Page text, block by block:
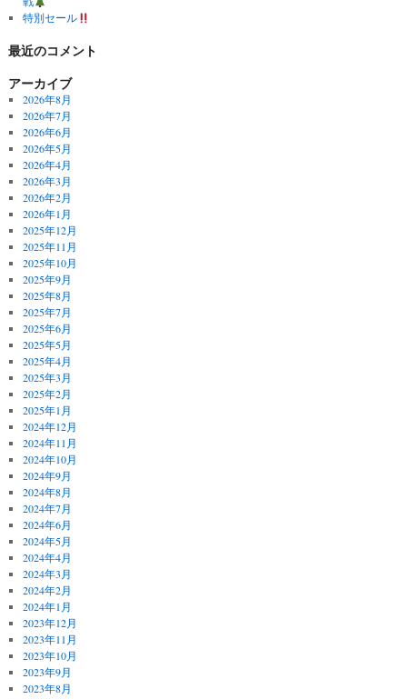
特別セール
最近のコメント
アーカイブ
2026年8月
2026年7月
2026年6月
2026年5月
2026年4月
2026年3月
2026年2月
2026年1月
2025年12月
2025年11月
2025年10月
2025年9月
2025年8月
2025年7月
2025年6月
2025年5月
2025年4月
2025年3月
2025年2月
2025年1月
2024年12月
2024年11月
2024年10月
2024年9月
2024年8月
2024年7月
2024年6月
2024年5月
2024年4月
2024年3月
2024年2月
2024年1月
2023年12月
2023年11月
2023年10月
2023年9月
2023年8月